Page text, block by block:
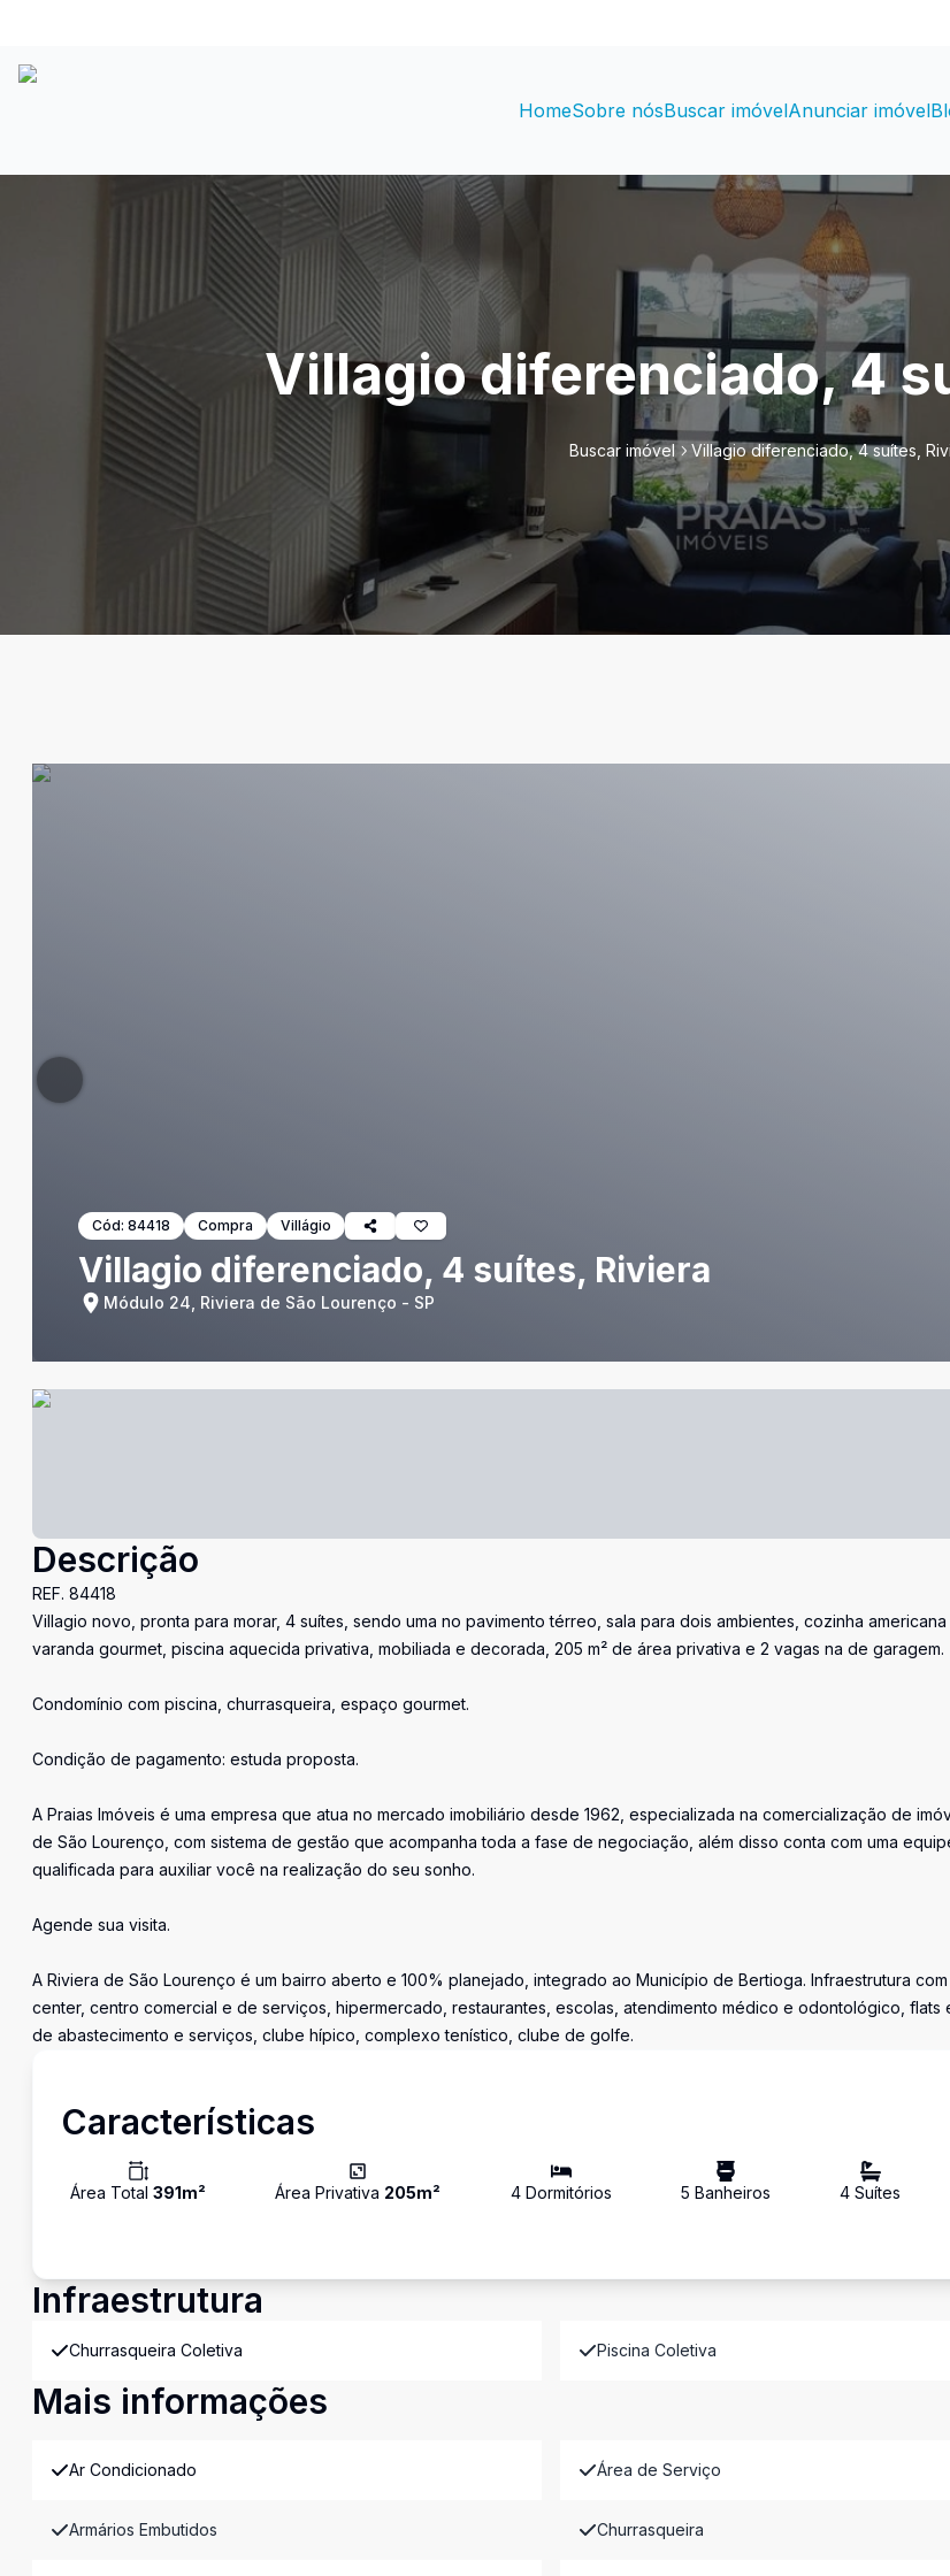
HomeSobre nósBuscar imóvelAnunciar imóvel
Villagio diferenciado, 4
Buscar imóvel Villagio diferenciado, 4 suítes,
Cód: 84418 Compra Villágio
Villagio diferenciado, 4 suítes, Riviera
Módulo 24, Riviera de São Lourenço - SP
Descrição
REF. 84418
Villagio novo, pronta para morar, 4 suítes, sendo uma no pavimento térreo, sala para dois ambientes, cozinha
varanda gourmet, piscina aquecida privativa, mobiliada e decorada, 205 m² de área privativa e 2 vagas na de garagem.
Condomínio com piscina, churrasqueira, espaço gourmet.
Condição de pagamento: estuda proposta.
A Praias Imóveis é uma empresa que atua no mercado imobiliário desde 1962, especializada na comercialização de
de São Lourenço, com sistema de gestão que acompanha toda a fase de negociação, além disso conta com uma
qualificada para auxiliar você na realização do seu sonho.
Agende sua visita.
A Riviera de São Lourenço é um bairro aberto e 100% planejado, integrado ao Município de Bertioga. Infraestrutura
center, centro comercial e de serviços, hipermercado, restaurantes, escolas, atendimento médico e odontológico, flats
de abastecimento e serviços, clube hípico, complexo tenístico, clube de golfe.
Características
Área Total 391m² Área Privativa 205m² 4Dormitórios 5 Banheiros 4 Suítes
Infraestrutura
Churrasqueira Coletiva Piscina Coletiva
Mais informações
Ar Condicionado Área de Serviço
Armários Embutidos Churrasqueira